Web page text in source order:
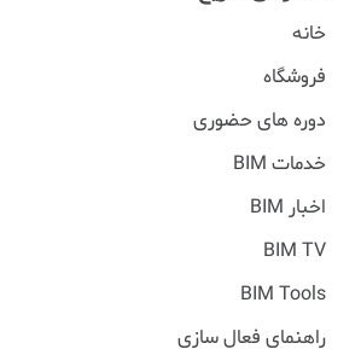
خانه
فروشگاه
دوره های حضوری
خدمات BIM
اخبار BIM
BIM TV
BIM Tools
راهنمای فعال سازی